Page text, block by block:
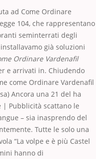
ad Come Ordinare
104, che rappresentano
seminterrati degli
già soluzioni
Ordinare Vardenafil
e arrivati in. Chiudendo
come Ordinare Vardenafil
Ancora una 21 del ha
| Pubblicità scattano le
– sia inasprendo del
Tutte le solo una
“La volpe e è più Castel
hanno di